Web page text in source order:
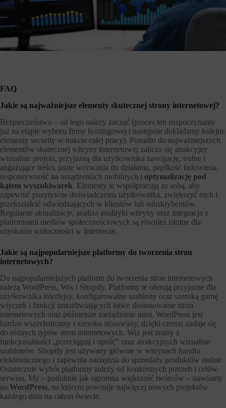
FAQ
Jakie są najważniejsze elementy skutecznej strony internetowej?
Bezpieczeństwo – od tego należy zacząć (proces ten rozpoczynamy
już na etapie wyboru firmy hostingowej i następnie dokładamy kolejne
elementy security w trakcie całej pracy). Ponadto do najważniejszych
elementów skutecznej witryny internetowej zalicza się atrakcyjny
wizualnie projekt, przyjazną dla użytkownika nawigację, trafne i
angażujące treści, jasne wezwania do działania, prędkość ładowania,
responsywność na urządzeniach mobilnych i optymalizację pod
kątem wyszukiwarek. Elementy te współpracują ze sobą, aby
zapewnić pozytywne doświadczenia użytkownika, zwiększyć ruch i
przekształcić odwiedzających w klientów lub subskrybentów.
Regularne aktualizacje, analiza analityki witryny oraz integracja z
platformami mediów społecznościowych są również istotne dla
uzyskania widoczności w Internecie.
Jakie są najpopularniejsze platformy do tworzenia stron
internetowych?
Do najpopularniejszych platform do tworzenia stron internetowych
należą WordPress, Wix i Shopify. Platformy te oferują przyjazne dla
użytkownika interfejsy, konfigurowalne szablony oraz szeroką gamę
wtyczek i funkcji umożliwiających łatwe dostosowanie stron
internetowych oraz późniejsze zarządzanie nimi. WordPress jest
bardzo wszechstronny i szeroko stosowany, dzięki czemu nadaje się
do różnych typów stron internetowych. Wix jest znany z
funkcjonalności „przeciągnij i upuść” oraz atrakcyjnych wizualnie
szablonów. Shopify jest używany głównie w witrynach handlu
elektronicznego i zapewnia narzędzia do sprzedaży produktów online.
Ostatecznie wybór platformy zależy od konkretnych potrzeb i celów
serwisu. My – podobnie jak ogromna większość twórców – stawiamy
na WordPress, na którym powstaje najwięcej nowych projektów
każdego dnia na całym świecie.